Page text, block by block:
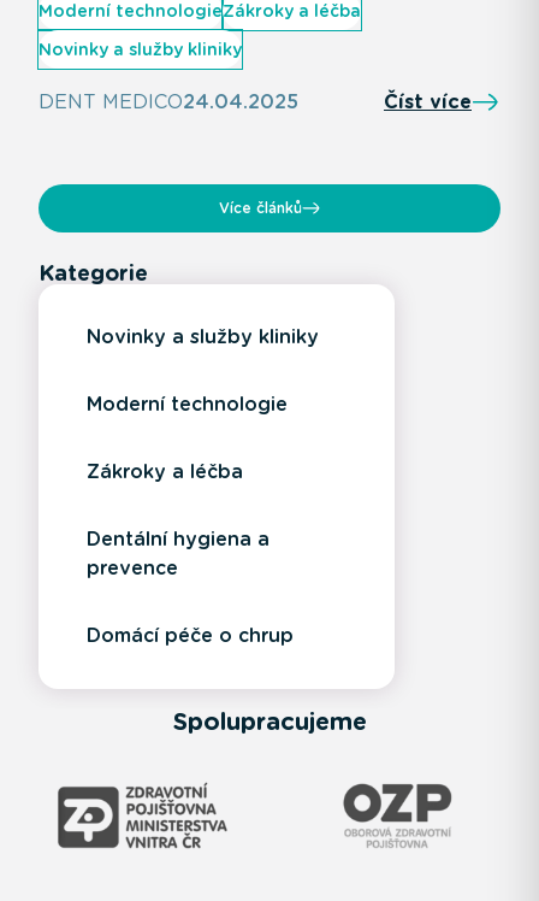
(GBT). Tato moderní metoda představuje šetrný
a vysoce efektivní způsob profesionální
dentální hygieny, která se zaměřuje na
odstranění zubního biofilmu – hlavní příčiny
Moderní technologieZákroky a léčba
Novinky a služby kliniky
DENT MEDICO24.04.2025 Číst více
Více článků
Kategorie
Novinky a služby kliniky
Moderní technologie
Zákroky a léčba
Dentální hygiena a
prevence
Domácí péče o chrup
Spolupracujeme